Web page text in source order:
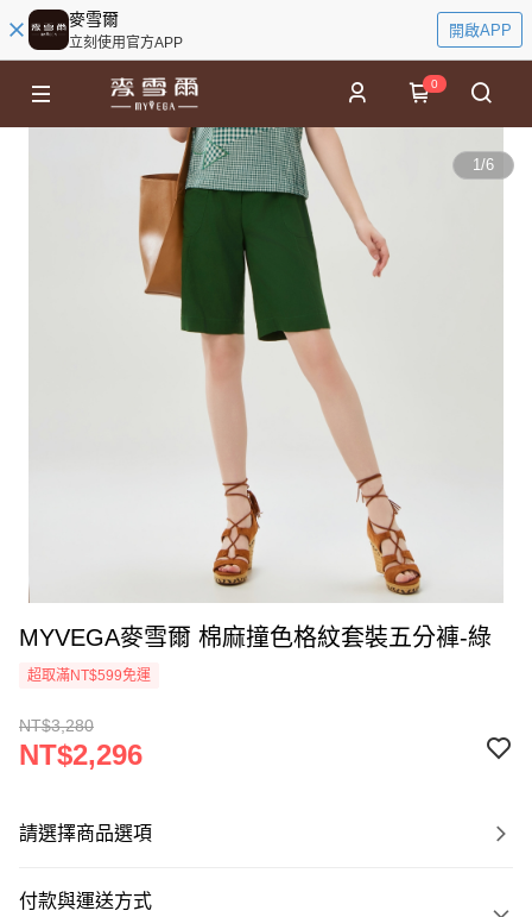
麥雪爾
立刻使用官方APP
開啟APP
0
1/6
MYVEGA麥雪爾 棉麻撞色格紋套裝五分褲-綠
超取滿NT$599免運
NT$3,280
NT$2,296
請選擇商品選項
付款與運送方式